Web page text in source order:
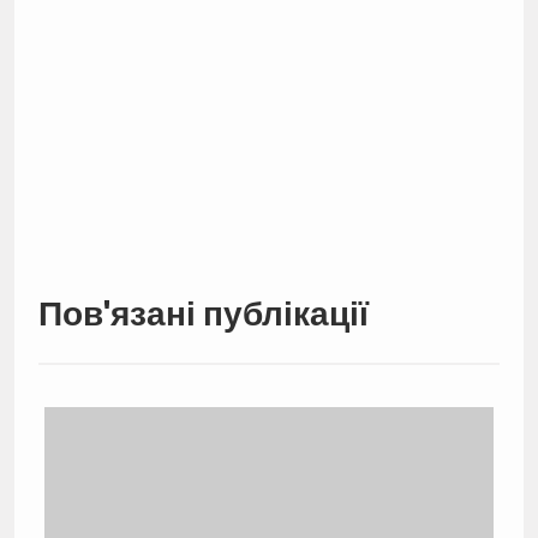
Пов'язані публікації